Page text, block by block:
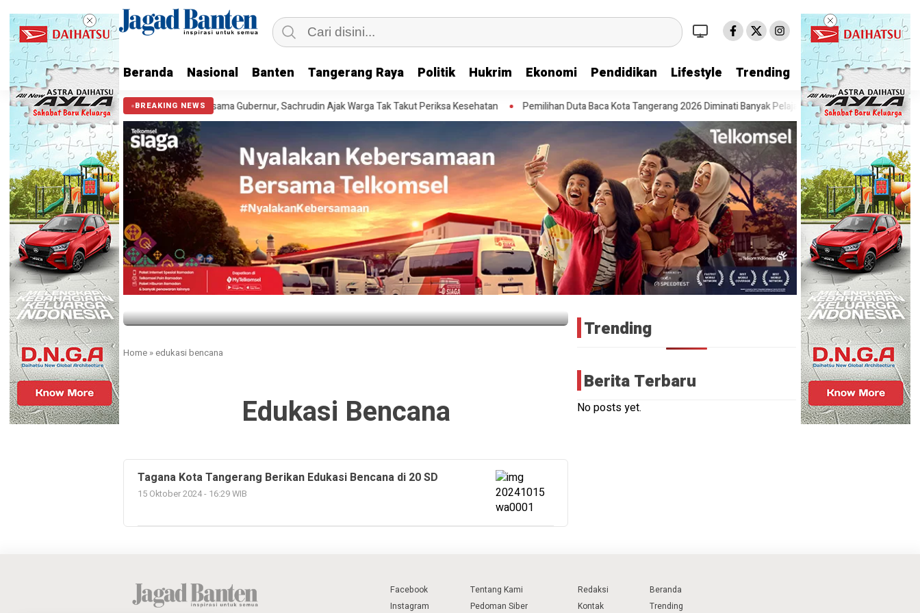
Beranda Nasional Banten Tangerang Raya Politik Hukrim Ekonomi Pendidikan Lifestyle Trending
BREAKING NEWS
Anak Cek Kesehatan Gratis Bersama Gubernur, Sachrudin Ajak Warga Tak Takut Periksa Kesehatan Pemilihan Duta Baca Kota Tangerang 2026 Diminati Banyak Pelajar Pesta Diskon Kemerdekaan
HEADLINE
Tagana Kota Tangerang Berikan Edukasi Bencana di 20 SD
2 tahun ago yang lalu
Home » edukasi bencana
Edukasi Bencana
Tagana Kota Tangerang Berikan Edukasi Bencana di 20 SD
15 Oktober 2024 - 16:29 WIB
Trending
Berita Terbaru
No posts yet.
Facebook
Instagram
Tentang Kami
Pedoman Siber
Redaksi
Kontak
Beranda
Trending